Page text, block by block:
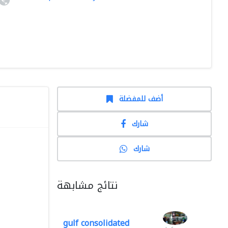
أضف للمفضلة
شارك
شارك
نتائج مشابهة
gulf consolidated